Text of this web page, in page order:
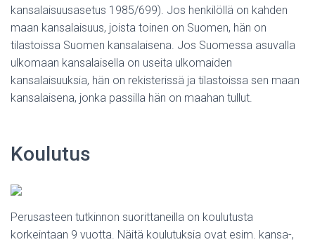
kansalaisuusasetus 1985/699). Jos henkilöllä on kahden
maan kansalaisuus, joista toinen on Suomen, hän on
tilastoissa Suomen kansalaisena. Jos Suomessa asuvalla
ulkomaan kansalaisella on useita ulkomaiden
kansalaisuuksia, hän on rekisterissä ja tilastoissa sen maan
kansalaisena, jonka passilla hän on maahan tullut.
Koulutus
Perusasteen tutkinnon suorittaneilla on koulutusta
korkeintaan 9 vuotta. Näitä koulutuksia ovat esim. kansa-,